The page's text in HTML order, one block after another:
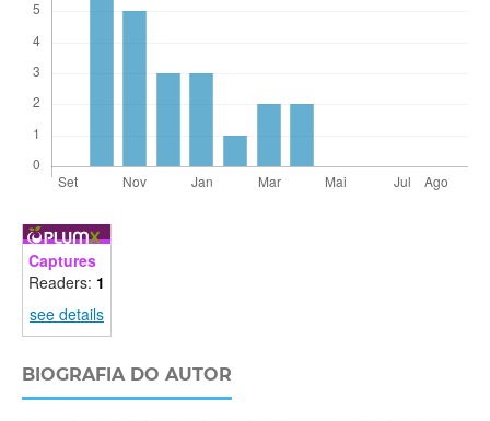
Captures
Readers: 1
see details
BIOGRAFIA DO AUTOR